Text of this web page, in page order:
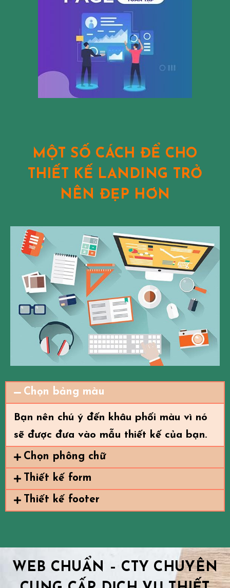
MỘT SỐ CÁCH ĐỂ CHO
THIẾT KẾ LANDING TRỞ
NÊN ĐẸP HƠN
Chọn bảng màu
Bạn nên chú ý đến khâu phối màu vì nó
sẽ được đưa vào mẫu thiết kế của bạn.
Chọn phông chữ
Thiết kế form
Thiết kế footer
WEB CHUẨN – CTY CHUYÊN